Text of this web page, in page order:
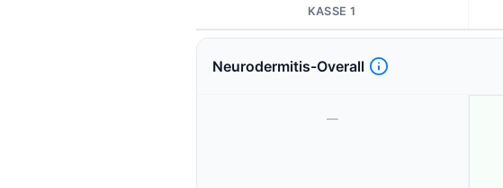
KASSE 1
Neurodermitis-Overall
—